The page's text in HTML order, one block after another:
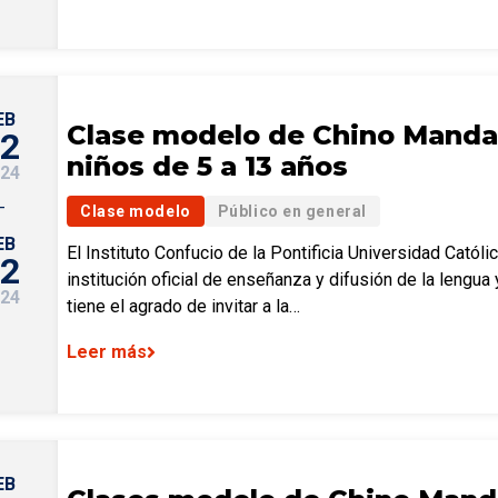
Clase modelo de Chino
niños de 5 a 13 años
Clase modelo Público en general
El Instituto Confucio de la Pontificia Universidad
institución oficial de enseñanza y difusión de la lengua
tiene el agrado de invitar a la…
Leer más